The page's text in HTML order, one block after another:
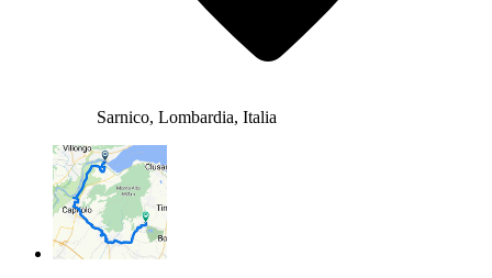
Sarnico, Lombardia, Italia